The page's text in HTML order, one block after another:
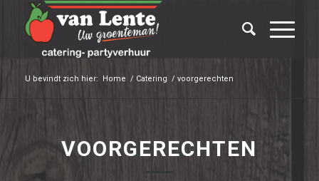
U bevindt zich hier: Home / Catering / voorgerechten
VOORGERECHTEN